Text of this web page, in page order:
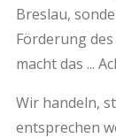
Breslau,
Förderung
macht das ...
Wir handeln,
entsprechen